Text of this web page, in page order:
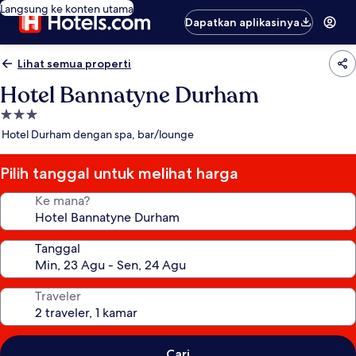
Langsung ke konten utama
Dapatkan aplikasinya
Lihat semua properti
Hotel Bannatyne Durham
Properti
bintang
Hotel Durham dengan spa, bar/lounge
Pilih tanggal untuk melihat harga
Ke mana?
Tanggal
Traveler